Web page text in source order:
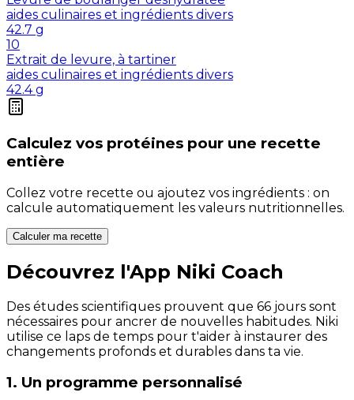
aides culinaires et ingrédients divers
42.7 g
10
Extrait de levure, à tartiner
aides culinaires et ingrédients divers
42.4 g
Calculez vos protéines pour une recette
entière
Collez votre recette ou ajoutez vos ingrédients : on
calcule automatiquement les valeurs nutritionnelles.
Calculer ma recette
Découvrez l'App Niki Coach
Des études scientifiques prouvent que 66 jours sont
nécessaires pour ancrer de nouvelles habitudes. Niki
utilise ce laps de temps pour t'aider à instaurer des
changements profonds et durables dans ta vie.
1. Un programme personnalisé